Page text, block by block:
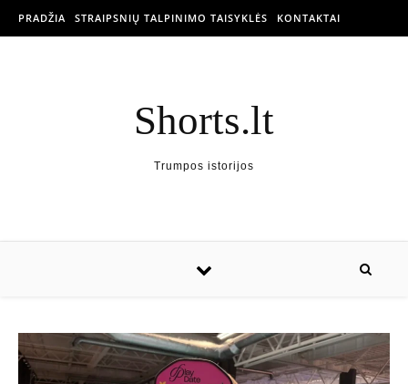
PRADŽIA STRAIPSNIŲ TALPINIMO TAISYKLĖS KONTAKTAI
Shorts.lt
Trumpos istorijos